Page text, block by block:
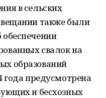
в сельских
также были
свалок на
образований
года предусмотрена
и бесхозных